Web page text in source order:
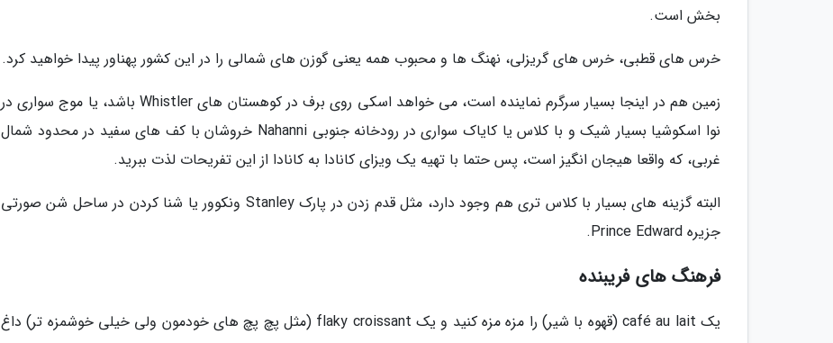
بخش است.
خرس های قطبی، خرس های گریزلی، نهنگ ها و محبوب همه یعنی گوزن های شمالی را در این کشور پهناور پیدا خواهید کرد.
زمین هم در اینجا بسیار سرگرم نماینده است، می خواهد اسکی روی برف در کوهستان های Whistler باشد، یا موج سواری در
نوا اسکوشیا بسیار شیک و با کلاس یا کایاک سواری در رودخانه جنوبی Nahanni خروشان با کف های سفید در محدود شمال
غربی، که واقعا هیجان انگیز است، پس حتما با تهیه یک ویزای کانادا به کانادا از این تفریحات لذت ببرید.
البته گزینه های بسیار با کلاس تری هم وجود دارد، مثل قدم زدن در پارک Stanley ونکوور یا شنا کردن در ساحل شن صورتی
جزیره Prince Edward.
فرهنگ های فریبنده
یک café au lait (قهوه با شیر) را مزه مزه کنید و یک flaky croissant (مثل پچ پچ های خودمون ولی خیلی خوشمزه تر) داغ